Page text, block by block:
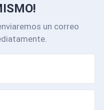
un correo